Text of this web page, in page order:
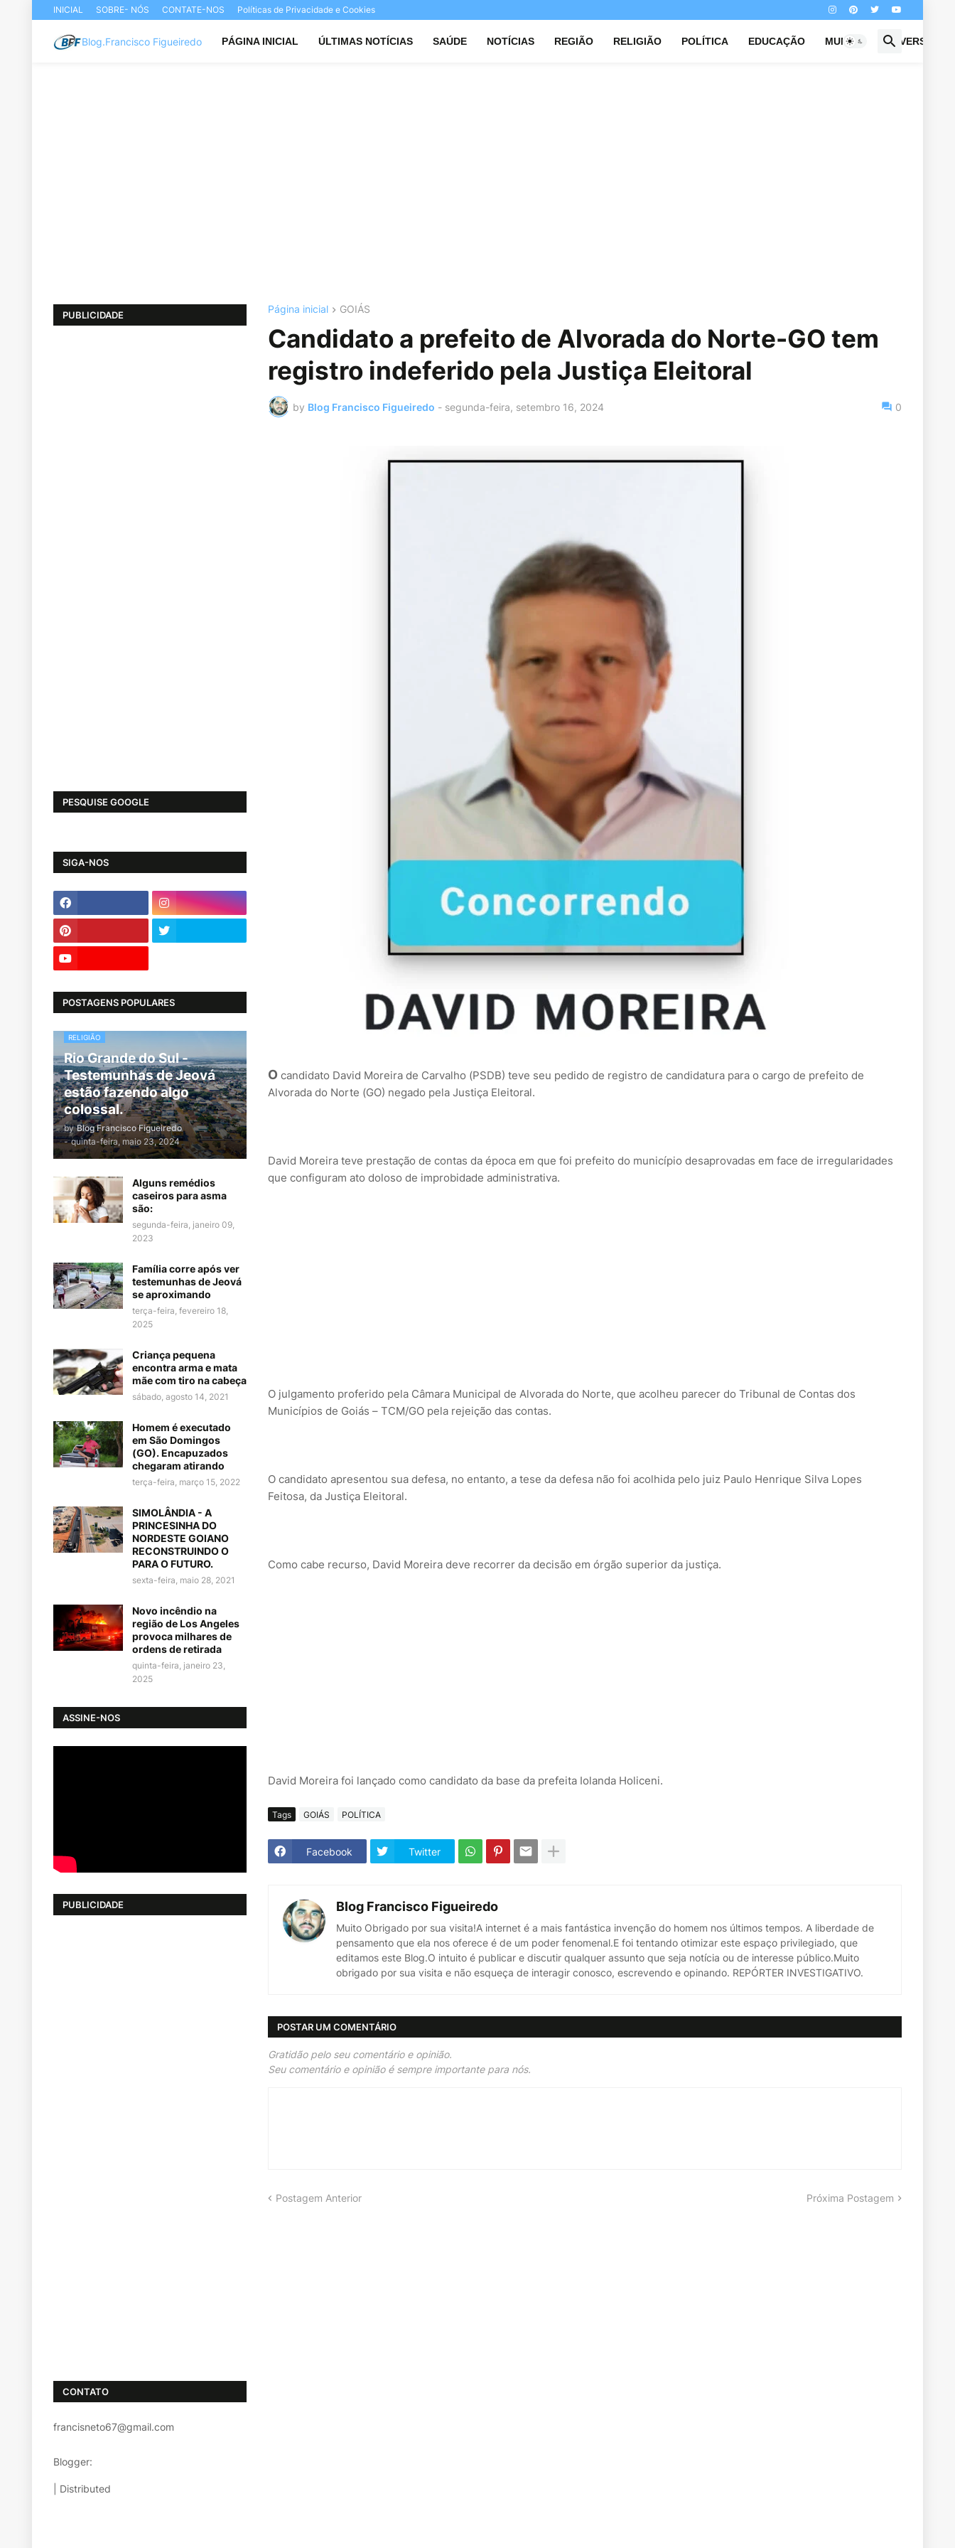
INICIAL SOBRE- NÓS CONTATE-NOS Políticas de Privacidade e Cookies
Blog.Francisco Figueiredo PÁGINA INICIAL ÚLTIMAS NOTÍCIAS SAÚDE NOTÍCIAS REGIÃO RELIGIÃO POLÍTICA EDUCAÇÃO MUNDO UNIVERSO
Página inicial GOIÁS
Candidato a prefeito de Alvorada do Norte-GO tem
registro indeferido pela Justiça Eleitoral
by Blog Francisco Figueiredo - segunda-feira, setembro 16, 2024 0
O candidato David Moreira de Carvalho (PSDB) teve seu pedido de registro de candidatura para o cargo de prefeito de
Alvorada do Norte (GO) negado pela Justiça Eleitoral.
David Moreira teve prestação de contas da época em que foi prefeito do município desaprovadas em face de irregularidades
que configuram ato doloso de improbidade administrativa.
O julgamento proferido pela Câmara Municipal de Alvorada do Norte, que acolheu parecer do Tribunal de Contas dos
Municípios de Goiás – TCM/GO pela rejeição das contas.
O candidato apresentou sua defesa, no entanto, a tese da defesa não foi acolhida pelo juiz Paulo Henrique Silva Lopes
Feitosa, da Justiça Eleitoral.
Como cabe recurso, David Moreira deve recorrer da decisão em órgão superior da justiça.
David Moreira foi lançado como candidato da base da prefeita Iolanda Holiceni.
Tags GOIÁS POLÍTICA
Facebook Twitter
Blog Francisco Figueiredo
Muito Obrigado por sua visita!A internet é a mais fantástica invenção do homem nos últimos tempos. A liberdade de
pensamento que ela nos oferece é de um poder fenomenal.E foi tentando otimizar este espaço privilegiado, que
editamos este Blog.O intuito é publicar e discutir qualquer assunto que seja notícia ou de interesse público.Muito
obrigado por sua visita e não esqueça de interagir conosco, escrevendo e opinando. REPÓRTER INVESTIGATIVO.
POSTAR UM COMENTÁRIO
Gratidão pelo seu comentário e opinião.
Seu comentário e opinião é sempre importante para nós.
Postagem Anterior Próxima Postagem
PUBLICIDADE
PESQUISE GOOGLE
SIGA-NOS
POSTAGENS POPULARES
RELIGIÃO
Rio Grande do Sul -
Testemunhas de Jeová
estão fazendo algo
colossal.
by Blog Francisco Figueiredo
- quinta-feira, maio 23, 2024
Alguns remédios
caseiros para asma
são:
segunda-feira, janeiro 09,
2023
Família corre após ver
testemunhas de Jeová
se aproximando
terça-feira, fevereiro 18,
2025
Criança pequena
encontra arma e mata
mãe com tiro na cabeça
sábado, agosto 14, 2021
Homem é executado
em São Domingos
(GO). Encapuzados
chegaram atirando
terça-feira, março 15, 2022
SIMOLÂNDIA - A
PRINCESINHA DO
NORDESTE GOIANO
RECONSTRUINDO O
PARA O FUTURO.
sexta-feira, maio 28, 2021
Novo incêndio na
região de Los Angeles
provoca milhares de
ordens de retirada
quinta-feira, janeiro 23,
2025
ASSINE-NOS
PUBLICIDADE
CONTATO
francisneto67@gmail.com
Blogger:
| Distributed